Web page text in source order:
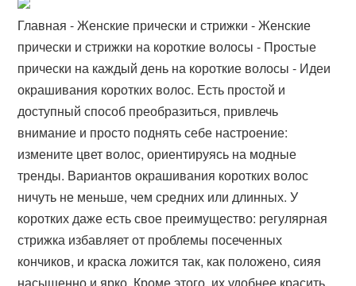
Главная - Женские прически и стрижки - Женские
прически и стрижки на короткие волосы - Простые
прически на каждый день на короткие волосы - Идеи
окрашивания коротких волос. Есть простой и
доступный способ преобразиться, привлечь
внимание и просто поднять себе настроение:
измените цвет волос, ориентируясь на модные
тренды. Вариантов окрашивания коротких волос
ничуть не меньше, чем средних или длинных. У
коротких даже есть свое преимущество: регулярная
стрижка избавляет от проблемы посеченных
кончиков, и краска ложится так, как положено, сияя